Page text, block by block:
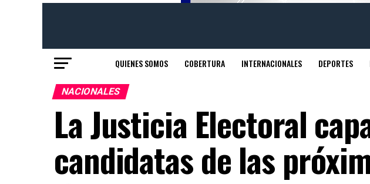
QUIENES SOMOS COBERTURA INTERNACIONALES DEPORTES
NACIONALES
La Justicia Electoral
candidatas de las